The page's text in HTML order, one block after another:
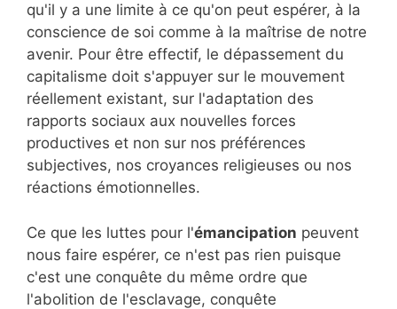
qu'il y a une limite à ce qu'on peut espérer, à la
conscience de soi comme à la maîtrise de notre
avenir. Pour être effectif, le dépassement du
capitalisme doit s'appuyer sur le mouvement
réellement existant, sur l'adaptation des
rapports sociaux aux nouvelles forces
productives et non sur nos préférences
subjectives, nos croyances religieuses ou nos
réactions émotionnelles.
Ce que les luttes pour l'émancipation peuvent
nous faire espérer, ce n'est pas rien puisque
c'est une conquête du même ordre que
l'abolition de l'esclavage, conquête